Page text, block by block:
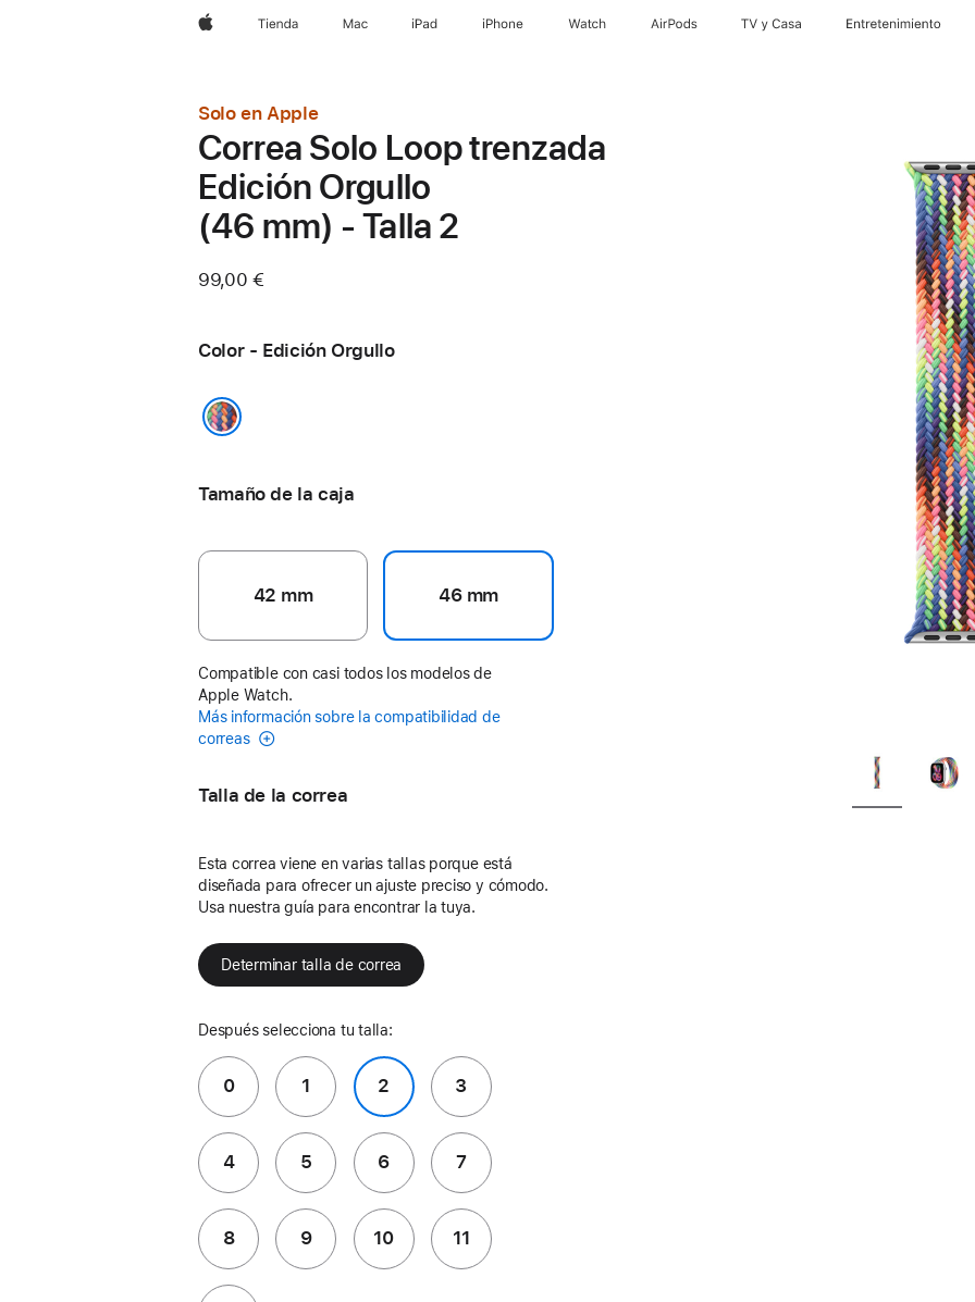
AppleTienda Mac iPad iPhone Watch AirPods TV y Casa Entretenimiento
Solo en Apple
Correa Solo Loop trenzada
Edición Orgullo
(46 mm) - Talla 2
99,00 €
Color - Edición Orgullo
Tamaño de la caja
42 mm 46 mm
Compatible con casi todos los modelos de
Apple Watch.
Más información sobre la compatibilidad de
correas
Talla de la correa
Esta correa viene en varias tallas porque está
diseñada para ofrecer un ajuste preciso y cómodo.
Usa nuestra guía para encontrar la tuya.
Determinar talla de correa
Después selecciona tu talla:
0 1 2 3
4 5 6 7
8 9 10 11